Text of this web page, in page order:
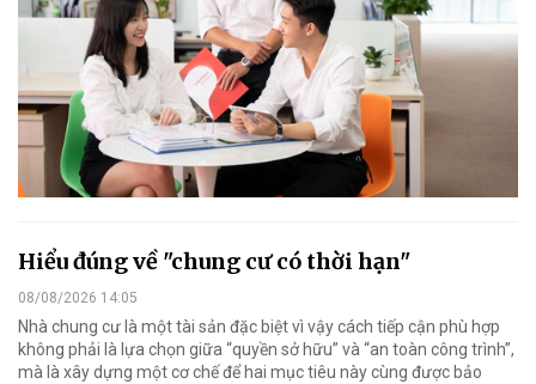
Hiểu đúng về "chung cư có thời hạn"
08/08/2026 14:05
Nhà chung cư là một tài sản đặc biệt vì vậy cách tiếp cận phù hợp
không phải là lựa chọn giữa “quyền sở hữu” và “an toàn công trình”,
mà là xây dựng một cơ chế để hai mục tiêu này cùng được bảo